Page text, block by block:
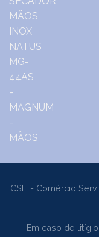
CSH - Comércio
Em caso de